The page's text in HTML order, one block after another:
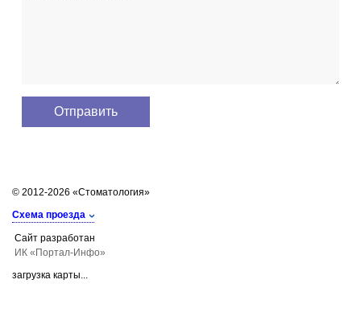
© 2012-2026 «Стоматология»
Схема проезда
Сайт разработан
ИК «Портал-Инфо»
загрузка карты...